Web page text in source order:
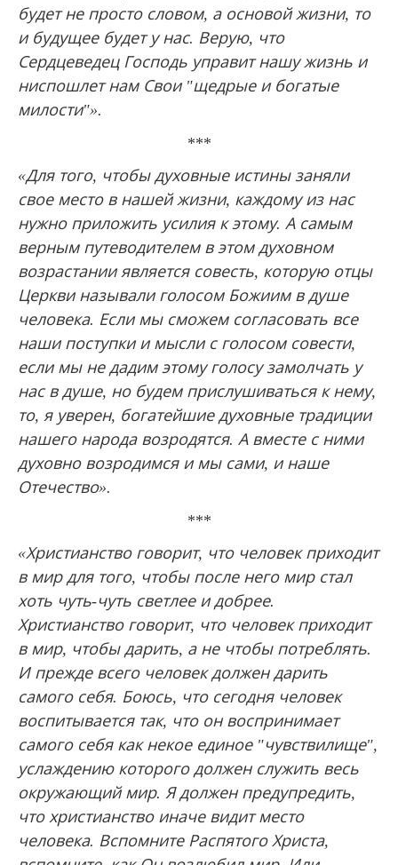
будет не просто словом, а основой жизни, то
и будущее будет у нас. Верую, что
Сердцеведец Господь управит нашу жизнь и
ниспошлет нам Свои "щедрые и богатые
милости"».
***
«Для того, чтобы духовные истины заняли
свое место в нашей жизни, каждому из нас
нужно приложить усилия к этому. А самым
верным путеводителем в этом духовном
возрастании является совесть, которую отцы
Церкви называли голосом Божиим в душе
человека. Если мы сможем согласовать все
наши поступки и мысли с голосом совести,
если мы не дадим этому голосу замолчать у
нас в душе, но будем прислушиваться к нему,
то, я уверен, богатейшие духовные традиции
нашего народа возродятся. А вместе с ними
духовно возродимся и мы сами, и наше
Отечество».
***
«Христианство говорит, что человек приходит
в мир для того, чтобы после него мир стал
хоть чуть-чуть светлее и добрее.
Христианство говорит, что человек приходит
в мир, чтобы дарить, а не чтобы потреблять.
И прежде всего человек должен дарить
самого себя. Боюсь, что сегодня человек
воспитывается так, что он воспринимает
самого себя как некое единое "чувствилище",
услаждению которого должен служить весь
окружающий мир. Я должен предупредить,
что христианство иначе видит место
человека. Вспомните Распятого Христа,